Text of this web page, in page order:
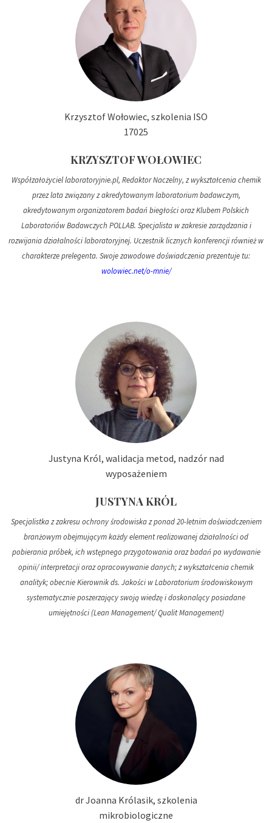
Krzysztof Wołowiec, szkolenia ISO
17025
KRZYSZTOF WOŁOWIEC
Współzałożyciel laboratoryjnie.pl, Redaktor Naczelny, z wykształcenia chemik
przez lata związany z akredytowanym laboratorium badawczym,
akredytowanym organizatorem badań biegłości oraz Klubem Polskich
Laboratoriów Badawczych POLLAB. Specjalista w zakresie zarządzania i
rozwijania działalności laboratoryjnej. Uczestnik licznych konferencji również w
charakterze prelegenta. Swoje zawodowe doświadczenia prezentuje tu:
wolowiec.net/o-mnie/
Justyna Król, walidacja metod, nadzór nad
wyposażeniem
JUSTYNA KRÓL
Specjalistka z zakresu ochrony środowiska z ponad 20-letnim doświadczeniem
branżowym obejmującym każdy element realizowanej działalności od
pobierania próbek, ich wstępnego przygotowania oraz badań po wydawanie
opinii/ interpretacji oraz opracowywanie danych; z wykształcenia chemik
analityk; obecnie Kierownik ds. Jakości w Laboratorium środowiskowym
systematycznie poszerzający swoją wiedzę i doskonalący posiadane
umiejętności (Lean Management/ Qualit Management)
dr Joanna Królasik, szkolenia
mikrobiologiczne